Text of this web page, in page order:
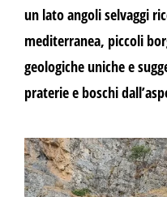
un lato angoli selvaggi
mediterranea, piccoli
geologiche uniche e
praterie e boschi